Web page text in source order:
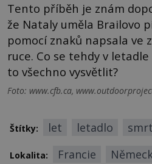
Tento příběh je znám
že Nataly uměla Brailovo
pomocí znaků napsala ve
ruce. Co se tehdy v
to všechno vysvětlit?
Foto: www.cfb.ca,
Štítky: let letadlo smrt
Lokalita: Francie